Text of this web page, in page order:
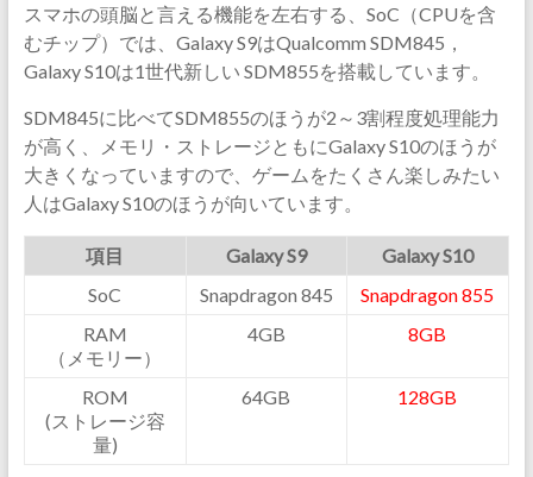
スマホの頭脳と言える機能を左右する、SoC（CPUを含
むチップ）では、Galaxy S9はQualcomm SDM845，
Galaxy S10は1世代新しい SDM855を搭載しています。
SDM845に比べてSDM855のほうが2～3割程度処理能力
が高く、メモリ・ストレージともにGalaxy S10のほうが
大きくなっていますので、ゲームをたくさん楽しみたい
人はGalaxy S10のほうが向いています。
項目 Galaxy S9
Galaxy S10
SoC
Snapdragon 845
Snapdragon 855
RAM
（メモリー）
4GB 8GB
ROM
(ストレージ容
量)
64GB 128GB